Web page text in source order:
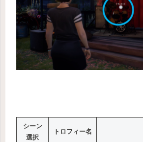
シーン
選択
トロフィー名